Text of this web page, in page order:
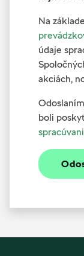
Na
údaje
akciách,
boli